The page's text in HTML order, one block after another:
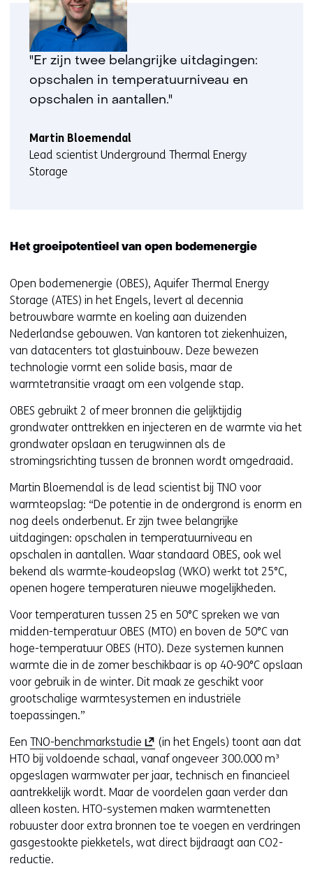
"Er zijn twee belangrijke uitdagingen:
opschalen in temperatuurniveau en
opschalen in aantallen."
Martin Bloemendal
Lead scientist Underground Thermal Energy
Storage
Het groeipotentieel van open bodemenergie
Open bodemenergie (OBES), Aquifer Thermal Energy
Storage (ATES) in het Engels, levert al decennia
betrouwbare warmte en koeling aan duizenden
Nederlandse gebouwen. Van kantoren tot ziekenhuizen,
van datacenters tot glastuinbouw. Deze bewezen
technologie vormt een solide basis, maar de
warmtetransitie vraagt om een volgende stap.
OBES gebruikt 2 of meer bronnen die gelijktijdig
grondwater onttrekken en injecteren en de warmte via het
grondwater opslaan en terugwinnen als de
stromingsrichting tussen de bronnen wordt omgedraaid.
Martin Bloemendal is de lead scientist bij TNO voor
warmteopslag: “De potentie in de ondergrond is enorm en
nog deels onderbenut. Er zijn twee belangrijke
uitdagingen: opschalen in temperatuurniveau en
opschalen in aantallen. Waar standaard OBES, ook wel
bekend als warmte-koudeopslag (WKO) werkt tot 25°C,
openen hogere temperaturen nieuwe mogelijkheden.
Voor temperaturen tussen 25 en 50°C spreken we van
midden-temperatuur OBES (MTO) en boven de 50°C van
hoge-temperatuur OBES (HTO). Deze systemen kunnen
warmte die in de zomer beschikbaar is op 40-90°C opslaan
voor gebruik in de winter. Dit maak ze geschikt voor
grootschalige warmtesystemen en industriële
toepassingen.”
Een TNO-benchmarkstudie (
o
p
e
n
t
i
(in het Engels) toont aan dat
HTO bij voldoende schaal, vanaf ongeveer 300.000 m³
opgeslagen warmwater per jaar, technisch en financieel
aantrekkelijk wordt. Maar de voordelen gaan verder dan
alleen kosten. HTO-systemen maken warmtenetten
robuuster door extra bronnen toe te voegen en verdringen
gasgestookte piekketels, wat direct bijdraagt aan CO2-
reductie.